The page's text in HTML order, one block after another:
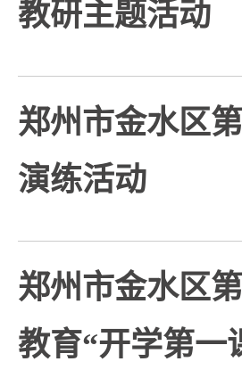
教研主题活动
郑州市金水区
演练活动
郑州市金水区
教育“开学第一